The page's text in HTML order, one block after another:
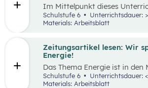
Im Mittelpunkt dieses
steht ein sprachsensibel
Thema verantwortungsvoller
„Wohin?“ gestellt und die
Wirtschaften” und
erarbeitet.
Schulstufe 6 Unterrichtsdauer:
Materials: Arbeitsblatt
Zeitungsartikel lesen: Wir
Energie!
Das Thema Energie ist in den
täglichen Gesprächen
wird oft von hohem
Schulstufe 6 Unterrichtsdauer:
Materials: Arbeitsblatt